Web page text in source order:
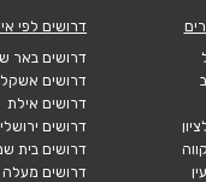
דרושים לפי
דרושים באר
דרושים
דרושים אילת
דרושים
דרושים בית
דרושים מעלה